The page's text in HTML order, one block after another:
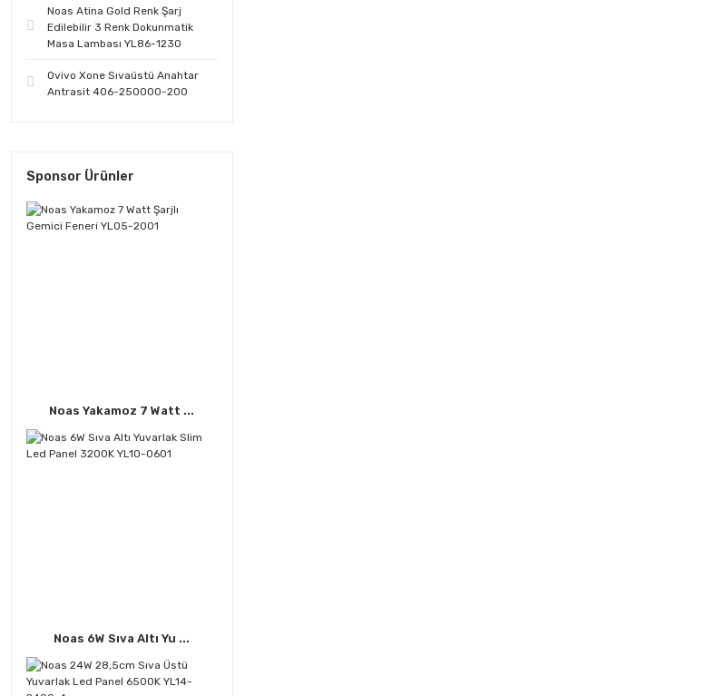
Noas Atina Gold Renk Şarj
Edilebilir 3 Renk Dokunmatik
Masa Lambası YL86-1230
Ovivo Xone Sıvaüstü Anahtar
Antrasit 406-250000-200
Sponsor Ürünler
Noas Yakamoz 7 Watt ...
Noas 6W Sıva Altı Yu ...